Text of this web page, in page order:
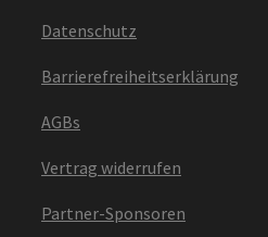
Datenschutz
Barrierefreiheitserklärung
AGBs
Vertrag widerrufen
Partner-Sponsoren